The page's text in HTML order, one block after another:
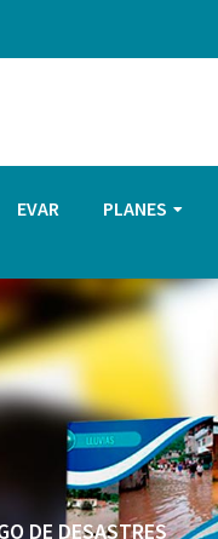
EVAR PLANES
DE DESASTRES